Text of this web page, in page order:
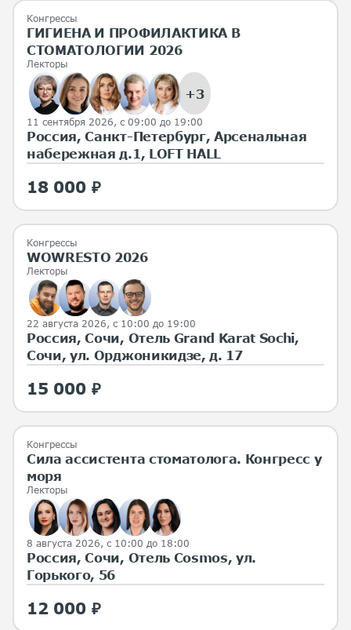
Конгрессы
ГИГИЕНА И ПРОФИЛАКТИКА В
СТОМАТОЛОГИИ 2026
Лекторы
+3
11 сентября 2026, с 09:00 до 19:00
Россия, Санкт-Петербург, Арсенальная
набережная д.1, LOFT HALL
18 000 ₽
Конгрессы
WOWRESTO 2026
Лекторы
22 августа 2026, с 10:00 до 19:00
Россия, Сочи, Отель Grand Karat Sochi,
Сочи, ул. Орджоникидзе, д. 17
15 000 ₽
Конгрессы
Сила ассистента стоматолога. Конгресс у
моря
Лекторы
8 августа 2026, с 10:00 до 18:00
Россия, Сочи, Отель Cosmos, ул.
Горького, 56
12 000 ₽